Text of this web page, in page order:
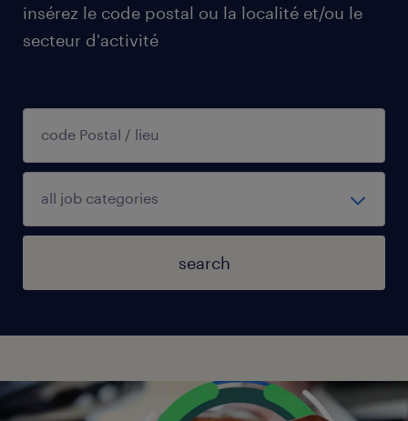
insérez le code postal ou la localité et/ou le
secteur d'activité
search